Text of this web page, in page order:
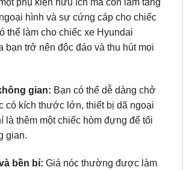
phụ kiện hữu ích mà còn làm tăng
hình và sự cứng cáp cho chiếc
thể làm cho chiếc xe Hyundai
bạn trở nên độc đáo và thu hút mọi
gian: Bạn có thể dễ dàng chở
có kích thước lớn, thiết bị dã ngoại
là thêm một chiếc hòm đựng để tối
gian.
bền bỉ: Giá nóc thường được làm